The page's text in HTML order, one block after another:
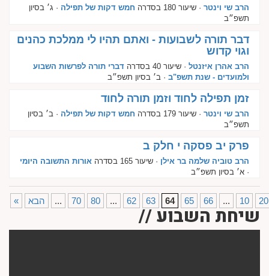
הרב שי וינטר · שיעור 180 בסדרה חמש דקות של תפילה · ג׳ בסיון
תשפ״ב
דבר תורה לשבועות - ואתם תהיו לי ממלכת כהנים
וגוי קדוש
הרב אהרן איזנטל · שיעור 40 בסדרה
דברי תורה לפרשות השבוע
ולמועדים - שנת תשפ"ב · ב׳ בסיון תשפ״ב
זמן תפילה לחוד וזמן תורה לחוד
הרב שי וינטר · שיעור 179 בסדרה חמש דקות של תפילה · ב׳ בסיון
תשפ״ב
פרק יב פסקה י חלק ב
הרב טוביה שלמה בר אילן · שיעור 165 בסדרה
אורות התשובה היומי
· א׳ בסיון תשפ״ב
« 10 20
...
62 63 64 65 66
...
70 80
... הבא
שיחת השבוע //